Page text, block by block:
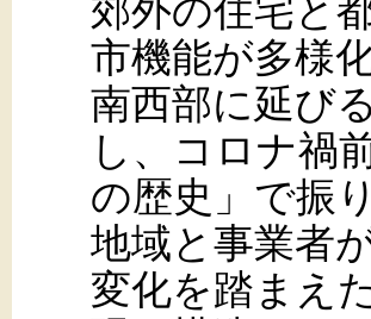
郊外の住宅と
市機能が多様
南西部に延び
し、コロナ禍
の歴史」で振
地域と事業者
変化を踏まえ